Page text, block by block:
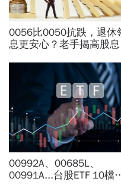
0056比0050抗跌，退休
息更安心？老手揭高股息
入也追不上，13年總報酬
00992A、00685L、
00991A...台股ETF 10檔